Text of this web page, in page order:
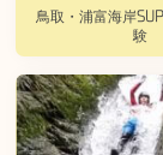
鳥取・浦富海岸
験